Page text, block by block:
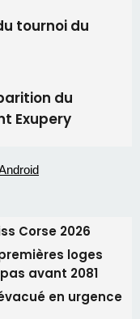
stade de San
tournoi du
du
Exupery